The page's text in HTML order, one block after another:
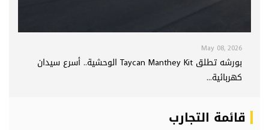
May 08, 2026
بورشه تطلق Taycan Manthey Kit الوحشية.. أسرع سيدان
كهربائية...
قائمة التجارب